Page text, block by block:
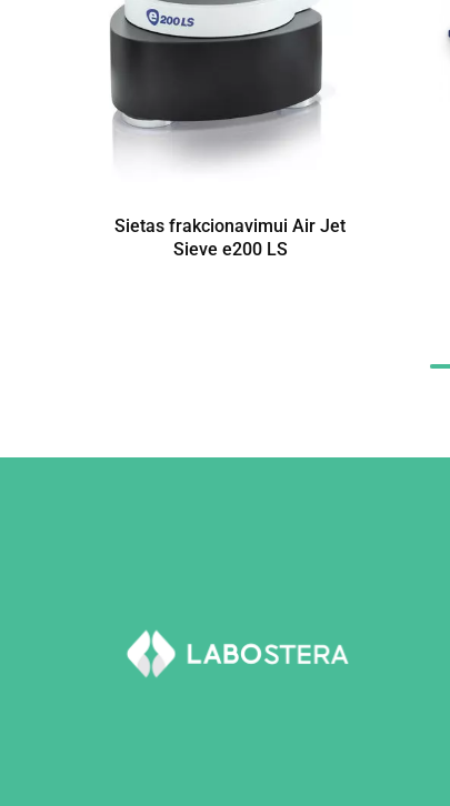
Sietas frakcionavimui Air Jet
Sieve e200 LS